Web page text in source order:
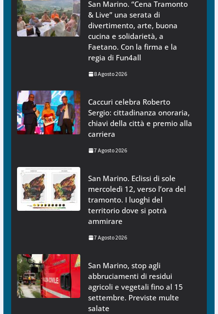
San Marino. “Cena Tramonto
& Live” una serata di
divertimento, arte, buona
cucina e solidarietà, a
Faetano. Con la firma e la
regia di Fun4all
8 Agosto 2026
Caccuri celebra Roberto
Sergio: cittadinanza onoraria,
chiavi della città e premio alla
carriera
7 Agosto 2026
San Marino. Eclissi di sole
mercoledì 12, verso l’ora del
tramonto. I luoghi del
territorio dove si potrà
ammirare
7 Agosto 2026
San Marino, stop agli
abbruciamenti di residui
agricoli e vegetali fino al 15
settembre. Previste multe
salate